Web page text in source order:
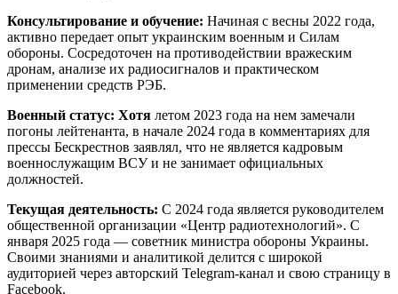
Консультирование и обучение: Начиная с весны 2022 года,
активно передает опыт украинским военным и Силам
обороны. Сосредоточен на противодействии вражеским
дронам, анализе их радиосигналов и практическом
применении средств РЭБ.
Военный статус: Хотя летом 2023 года на нем замечали
погоны лейтенанта, в начале 2024 года в комментариях для
прессы Бескрестнов заявлял, что не является кадровым
военнослужащим ВСУ и не занимает официальных
должностей.
Текущая деятельность: С 2024 года является руководителем
общественной организации «Центр радиотехнологий». С
января 2025 года — советник министра обороны Украины.
Своими знаниями и аналитикой делится с широкой
аудиторией через авторский Telegram-канал и свою страницу в
Facebook.